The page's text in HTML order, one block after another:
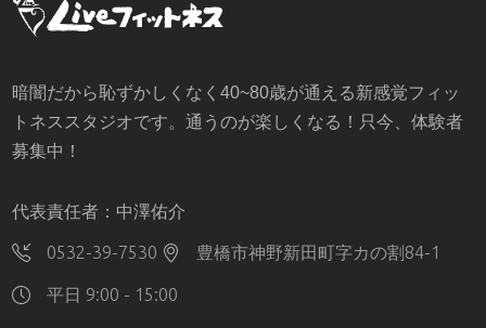
暗闇だから恥ずかしくなく40~80歳が通える新感覚フィッ
トネススタジオです。通うのが楽しくなる！只今、体験者
募集中！
代表責任者：中澤佑介
0532-39-7530 豊橋市神野新田町字カの割84-1
平日 9:00 - 15:00